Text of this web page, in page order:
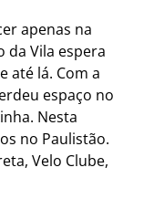
apenas na
da Vila espera
até lá. Com a
espaço no
Nesta
no Paulistão.
Velo Clube,